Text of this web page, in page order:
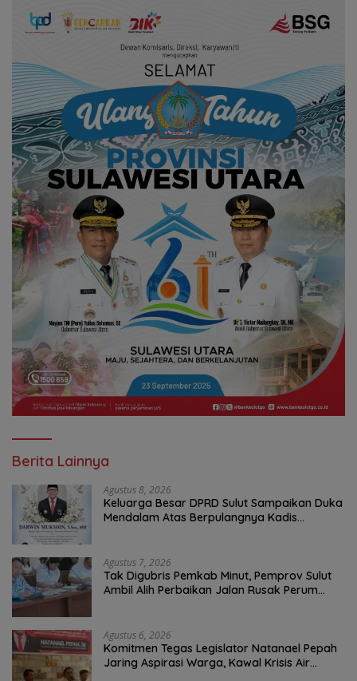
Berita Lainnya
Agustus 8, 2026
Keluarga Besar DPRD Sulut Sampaikan Duka
Mendalam Atas Berpulangnya Kadis
Agustus 7, 2026
Tak Digubris Pemkab Minut, Pemprov Sulut
Ambil Alih Perbaikan Jalan Rusak Perum
Agustus 6, 2026
Komitmen Tegas Legislator Natanael Pepah
Jaring Aspirasi Warga, Kawal Krisis Air